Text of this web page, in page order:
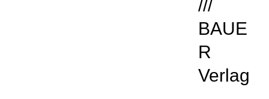
///
BAUE
R
Verlag